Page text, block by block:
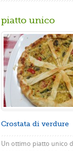
piatto unico
Crostata di verdure
Un ottimo piatto unico